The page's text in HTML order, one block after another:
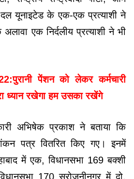
दल यूनाइटेड के एक-एक प्रत्याशी ने
एक निर्दलीय प्रत्याशी ने भी
पेंशन को लेकर कर्मचारी
ध्यान रखेगा हम उसका रखेंगे
अभिषेक प्रकाश ने बताया कि
पत्र वितरित किए गए। इनमें
में एक, विधानसभा 169 बक्शी
170 सरोजनीनगर में दो,